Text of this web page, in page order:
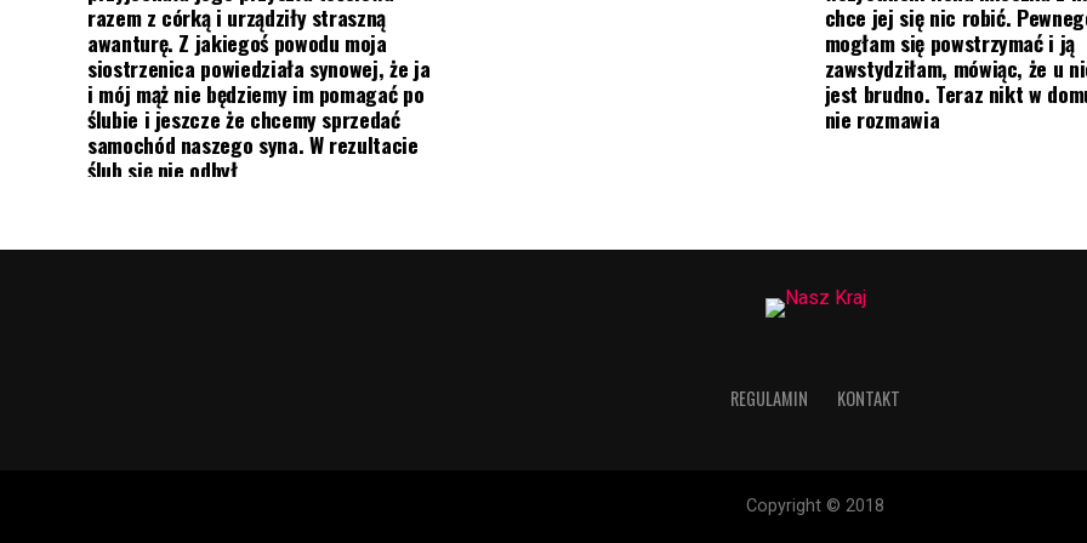
razem z córką i urządziły straszną
awanturę. Z jakiegoś powodu moja
siostrzenica powiedziała synowej, że ja
i mój mąż nie będziemy im pomagać po
ślubie i jeszcze że chcemy sprzedać
samochód naszego syna. W rezultacie
ślub się nie odbył
chce jej się nic robić.
mogłam się powstrzymać i ją
zawstydziłam, mówiąc, że u
jest brudno. Teraz nikt w
nie rozmawia
REGULAMIN KONTAKT
Copyright © 2018